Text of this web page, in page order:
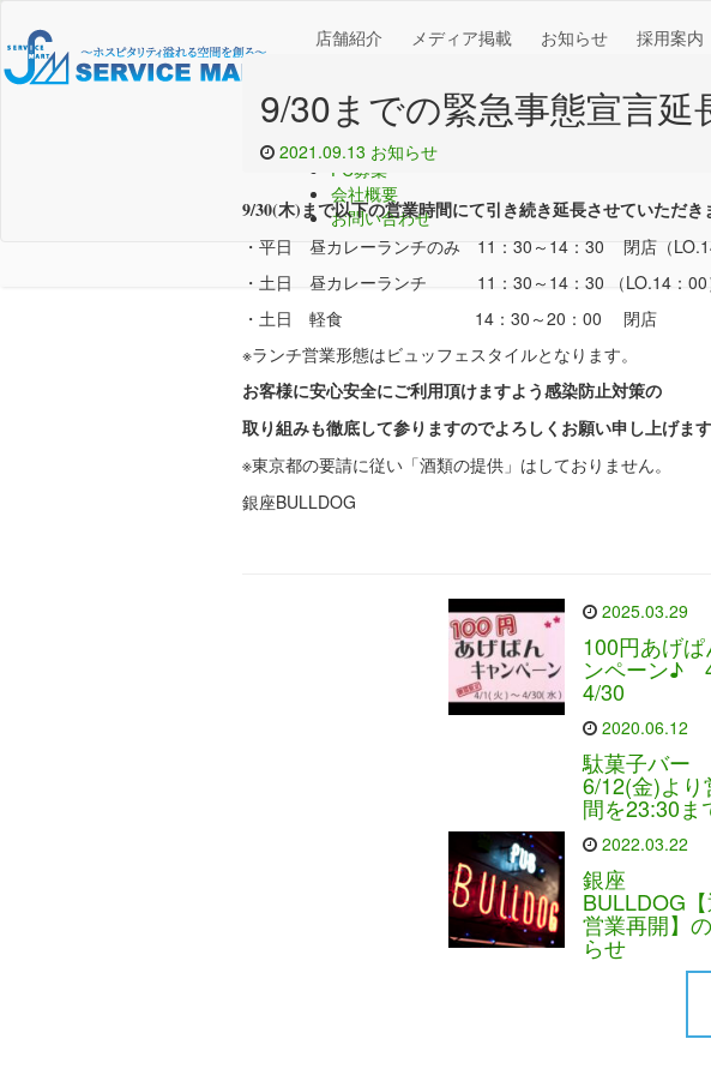
店舗紹介 メディア掲載 お知らせ 採用案内
メディア掲載
お知らせ
採用案内
FC募集
会社概要
お問い合わせ
9/30までの緊急事態宣言
2021.09.13 お知らせ
9/30(木)まで以下の営業時間にて引き続き延長させていただき
・平日 昼カレーランチのみ 11：30～14：30 閉店（
・土日 昼カレーランチ 11：30～14：30 （LO.14：00
・土日 軽食 14：30～20：00 閉店
※ランチ営業形態はビュッフェスタイルとなります。
お客様に安心安全にご利用頂けますよう感染防止対策の
取り組みも徹底して参りますのでよろしくお願い申し上げます
※東京都の要請に従い「酒類の提供」はしておりません。
銀座BULLDOG
2025.03.29
100円あげぱ
ンペーン♪
4/30
2020.06.12
駄菓子バー
6/12(金)より
間を23:30ま
2022.03.22
銀座
BULLDOG
営業再開】
らせ